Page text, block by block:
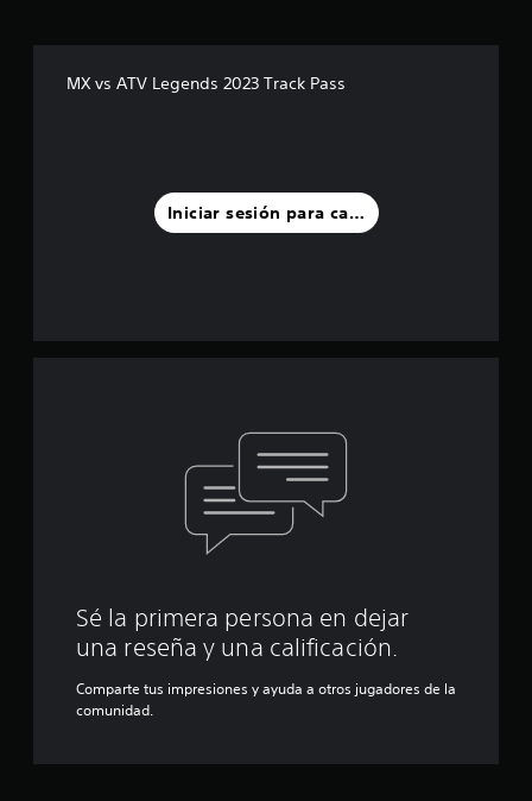
MX vs ATV Legends 2023 Track Pass
Iniciar sesión para calificar
Sé la primera persona en dejar
una reseña y una calificación.
Comparte tus impresiones y ayuda a otros jugadores de la
comunidad.